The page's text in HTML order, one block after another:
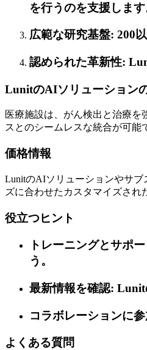
を行うのを支援します
広範な研究基盤: 200
認められた革新性:
LunitのAIソリューション
医療施設は、がん検出と治療
スとのシームレスな統合が可能
価格情報
LunitのAIソリューションやサ
ズに合わせたカスタマイズさ
役立つヒント
トレーニングとサポ
う。
最新情報を確認:
コラボレーションに
よくある質問